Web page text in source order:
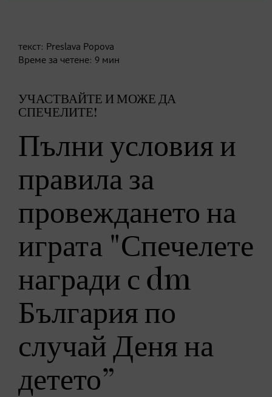
текст: Preslava Popova
Време за четене: 9 мин
УЧАСТВАЙТЕ И МОЖЕ ДА
СПЕЧЕЛИТЕ!
Пълни условия и
правила за
провеждането на
играта "Спечелете
награди с dm
България по
случай Деня на
детето”